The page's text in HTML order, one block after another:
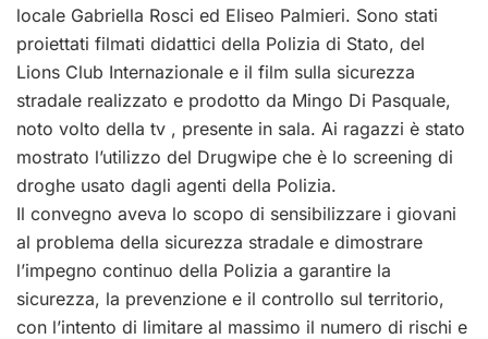
locale Gabriella Rosci ed Eliseo Palmieri. Sono stati
proiettati filmati didattici della Polizia di Stato, del
Lions Club Internazionale e il film sulla sicurezza
stradale realizzato e prodotto da Mingo Di Pasquale,
noto volto della tv , presente in sala. Ai ragazzi è stato
mostrato l’utilizzo del Drugwipe che è lo screening di
droghe usato dagli agenti della Polizia.
Il convegno aveva lo scopo di sensibilizzare i giovani
al problema della sicurezza stradale e dimostrare
l’impegno continuo della Polizia a garantire la
sicurezza, la prevenzione e il controllo sul territorio,
con l’intento di limitare al massimo il numero di rischi e